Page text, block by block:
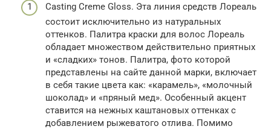
Casting Creme Gloss. Эта линия средств Лореаль
состоит исключительно из натуральных
оттенков. Палитра краски для волос Лореаль
обладает множеством действительно приятных
и «сладких» тонов. Палитра, фото которой
представлены на сайте данной марки, включает
в себя такие цвета как: «карамель», «молочный
шоколад» и «пряный мед». Особенный акцент
ставится на нежных каштановых оттенках с
добавлением рыжеватого отлива. Помимо